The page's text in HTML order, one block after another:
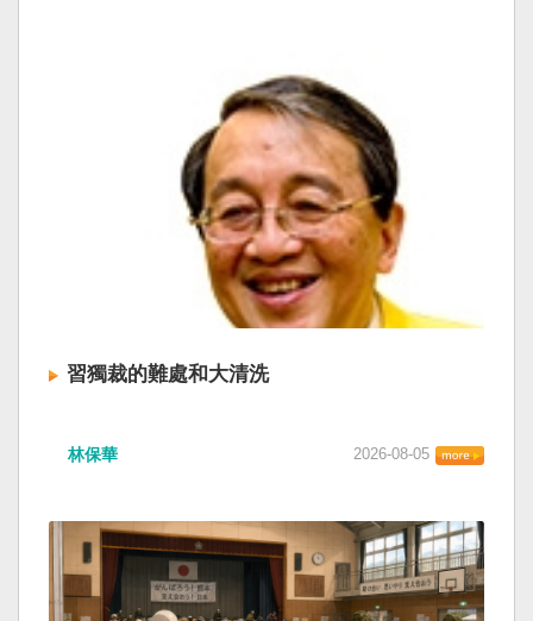
習獨裁的難處和大清洗
林保華 2026-08-05